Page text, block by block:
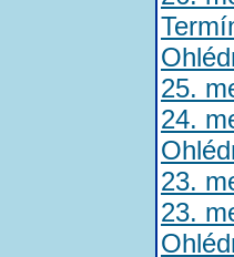
25.
24.
23.
23.